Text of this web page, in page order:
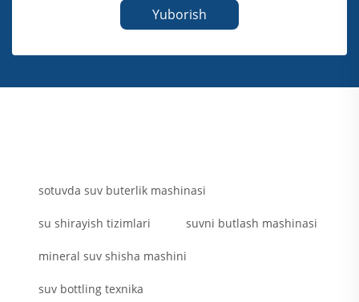
Yuborish
sotuvda suv buterlik mashinasi
su shirayish tizimlari suvni butlash mashinasi
mineral suv shisha mashini
suv bottling texnika